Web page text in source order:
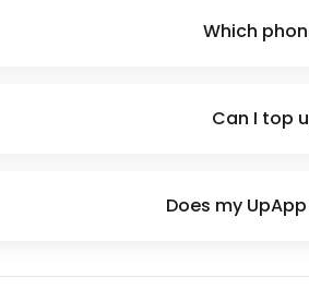
Which
Can I top
Does my